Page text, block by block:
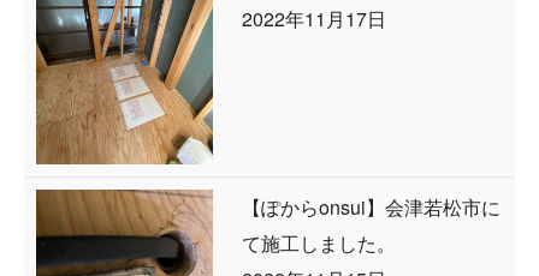
2022年11月17日
【ぽからonsui】会津若松市に
て施工しました。